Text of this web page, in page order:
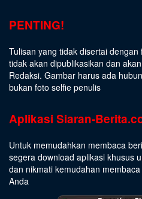
PENTING!
Tulisan yang tidak disertai
tidak akan dipublikasikan dan
Redaksi. Gambar harus ada
bukan foto selfie penulis
Aplikasi Siaran-
Untuk memudahkan membaca
segera download aplikasi khusus
dan nikmati kemudahan
Anda